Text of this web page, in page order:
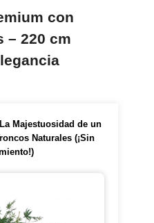
con
– 220 cm
Majestuosidad de un
Naturales (¡Sin